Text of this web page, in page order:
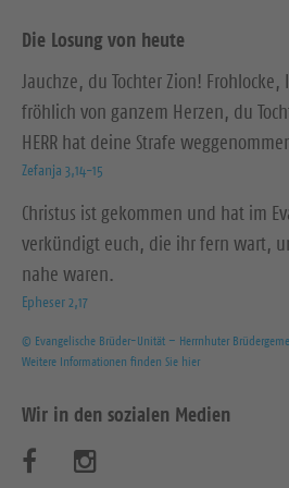
Die Losung von heute
Jauchze, du Tochter Zion!
fröhlich von ganzem Herzen, du
HERR hat deine Strafe
Zefanja 3,14-15
Christus ist gekommen und hat im
verkündigt euch, die ihr fern wart,
nahe waren.
Epheser 2,17
© Evangelische Brüder-Unität – Herrnhuter
Weitere Informationen finden Sie hier
Wir in den sozialen Medien